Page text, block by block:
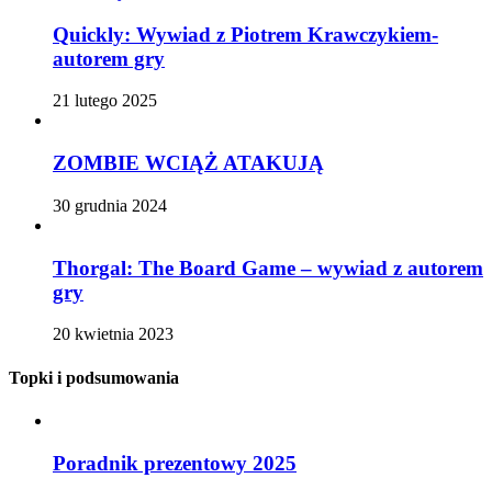
Quickly: Wywiad z Piotrem Krawczykiem-
autorem gry
21 lutego 2025
ZOMBIE WCIĄŻ ATAKUJĄ
30 grudnia 2024
Thorgal: The Board Game – wywiad z autorem
gry
20 kwietnia 2023
Topki i podsumowania
Poradnik prezentowy 2025